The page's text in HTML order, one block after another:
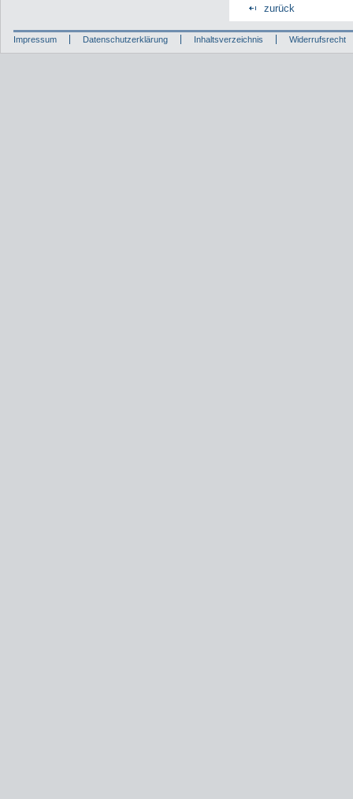
zurück
Impressum Datenschutzerklärung Inhaltsverzeichnis Widerrufsrecht